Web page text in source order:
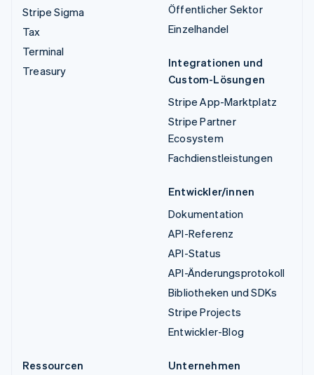
Stripe Sigma
Tax
Terminal
Treasury
Öffentlicher Sektor
Einzelhandel
Integrationen und
Custom-Lösungen
Stripe App-Marktplatz
Stripe Partner
Ecosystem
Fachdienstleistungen
Entwickler/innen
Dokumentation
API-Referenz
API-Status
API-Änderungsprotokoll
Bibliotheken und SDKs
Stripe Projects
Entwickler-Blog
Ressourcen
Unternehmen